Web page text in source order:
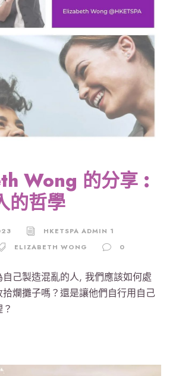
Wong 的分享 :
的哲學
HKETSPA ADMIN 1
ELIZABETH WONG 0
己製造混亂的人, 我們應該如何處
爛攤子嗎？還是讓他們自行用自己